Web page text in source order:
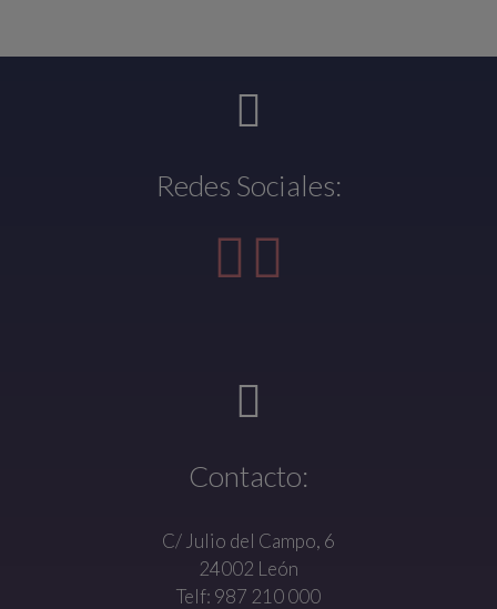
Redes Sociales:
Contacto:
C/ Julio del Campo, 6
24002 León
Telf: 987 210 000